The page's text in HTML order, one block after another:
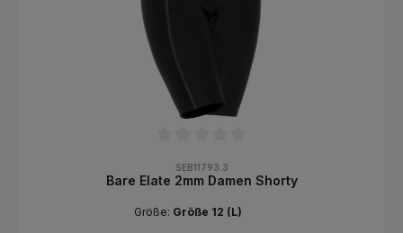
SEB11793.3
Bare Elate 2mm Damen Shorty
Größe: Größe 12 (L)